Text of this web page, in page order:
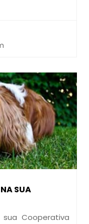
SUA
Cooperativa